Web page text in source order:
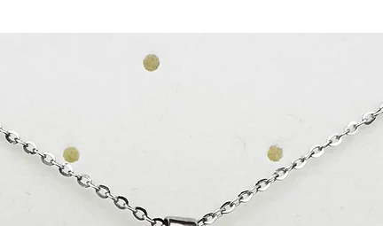
Club D-Ring Road
10:30-21:30
Freitag 16:30-